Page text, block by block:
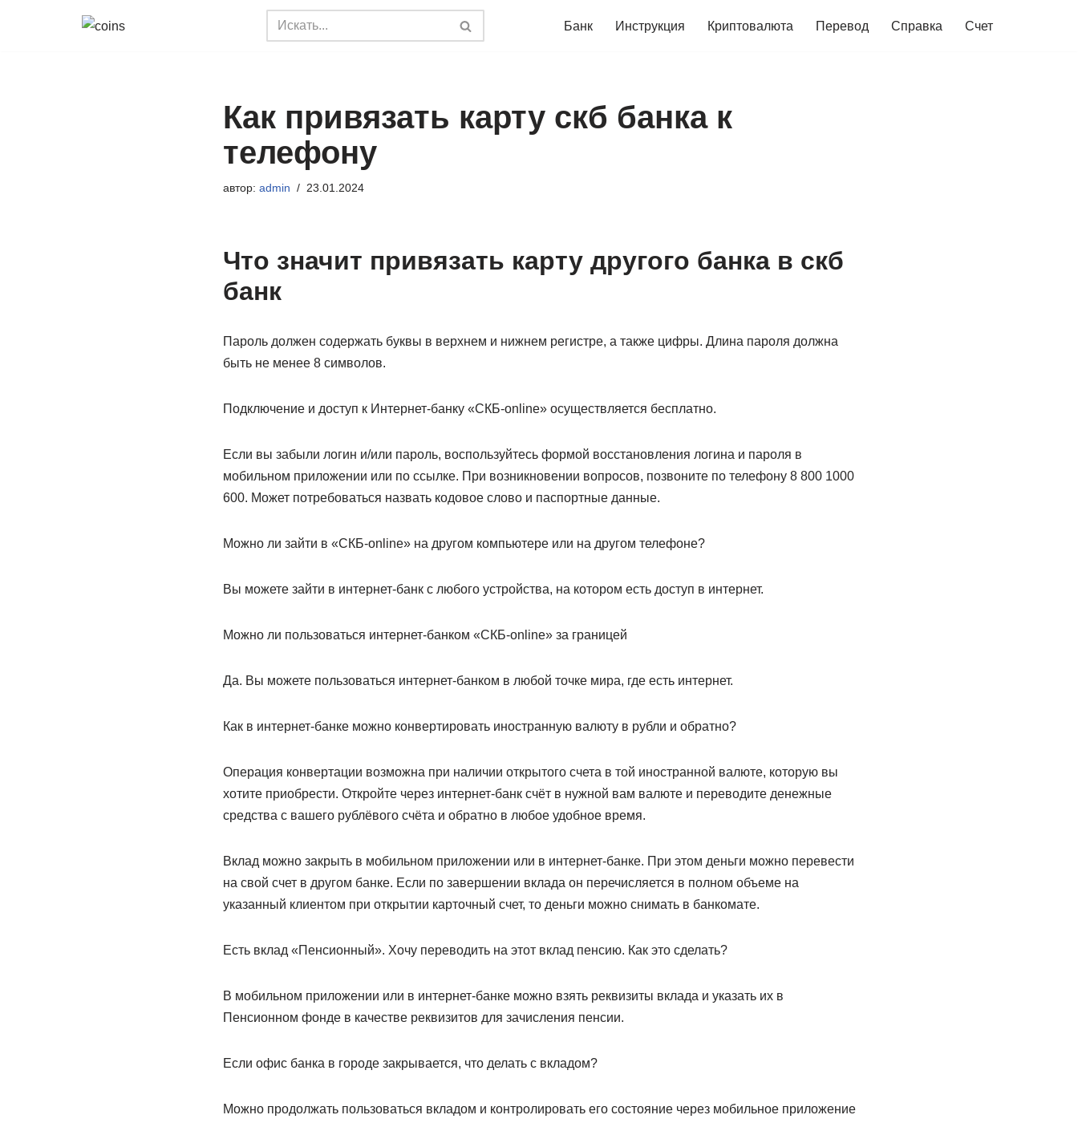
Банк Инструкция Криптовалюта Перевод Справка Счет
Как привязать карту скб банка к
телефону
автор: admin 23.01.2024
Что значит привязать карту другого банка в скб
банк
Пароль должен cодержать буквы в верхнем и нижнем регистре, а также цифры. Длина пароля должна
быть не менее 8 символов.
Подключение и доступ к Интернет-банку «СКБ-online» осуществляется бесплатно.
Если вы забыли логин и/или пароль, воспользуйтесь формой восстановления логина и пароля в
мобильном приложении или по ссылке. При возникновении вопросов, позвоните по телефону 8 800 1000
600. Может потребоваться назвать кодовое слово и паспортные данные.
Можно ли зайти в «СКБ-online» на другом компьютере или на другом телефоне?
Вы можете зайти в интернет-банк с любого устройства, на котором есть доступ в интернет.
Можно ли пользоваться интернет-банком «СКБ-online» за границей
Да. Вы можете пользоваться интернет-банком в любой точке мира, где есть интернет.
Как в интернет-банке можно конвертировать иностранную валюту в рубли и обратно?
Операция конвертации возможна при наличии открытого счета в той иностранной валюте, которую вы
хотите приобрести. Откройте через интернет-банк счёт в нужной вам валюте и переводите денежные
средства с вашего рублёвого счёта и обратно в любое удобное время.
Вклад можно закрыть в мобильном приложении или в интернет-банке. При этом деньги можно перевести
на свой счет в другом банке. Если по завершении вклада он перечисляется в полном объеме на
указанный клиентом при открытии карточный счет, то деньги можно снимать в банкомате.
Есть вклад «Пенсионный». Хочу переводить на этот вклад пенсию. Как это сделать?
В мобильном приложении или в интернет-банке можно взять реквизиты вклада и указать их в
Пенсионном фонде в качестве реквизитов для зачисления пенсии.
Если офис банка в городе закрывается, что делать с вкладом?
Можно продолжать пользоваться вкладом и контролировать его состояние через мобильное приложение